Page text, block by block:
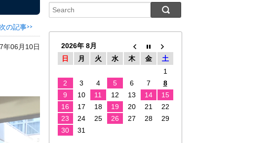
次の記事>>
年06月10日
2026年 8月
日
月 火 水 木 金
土
1
2
3 4 5 6 7
8
9
10 11 12 13 14
15
16
17 18 19 20 21
22
23
24 25 26 27 28
29
30
31